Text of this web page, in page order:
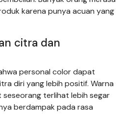
karena punya acuan yang
citra dan
personal color dapat
diri yang lebih positif. Warna
terlihat lebih segar
berdampak pada rasa